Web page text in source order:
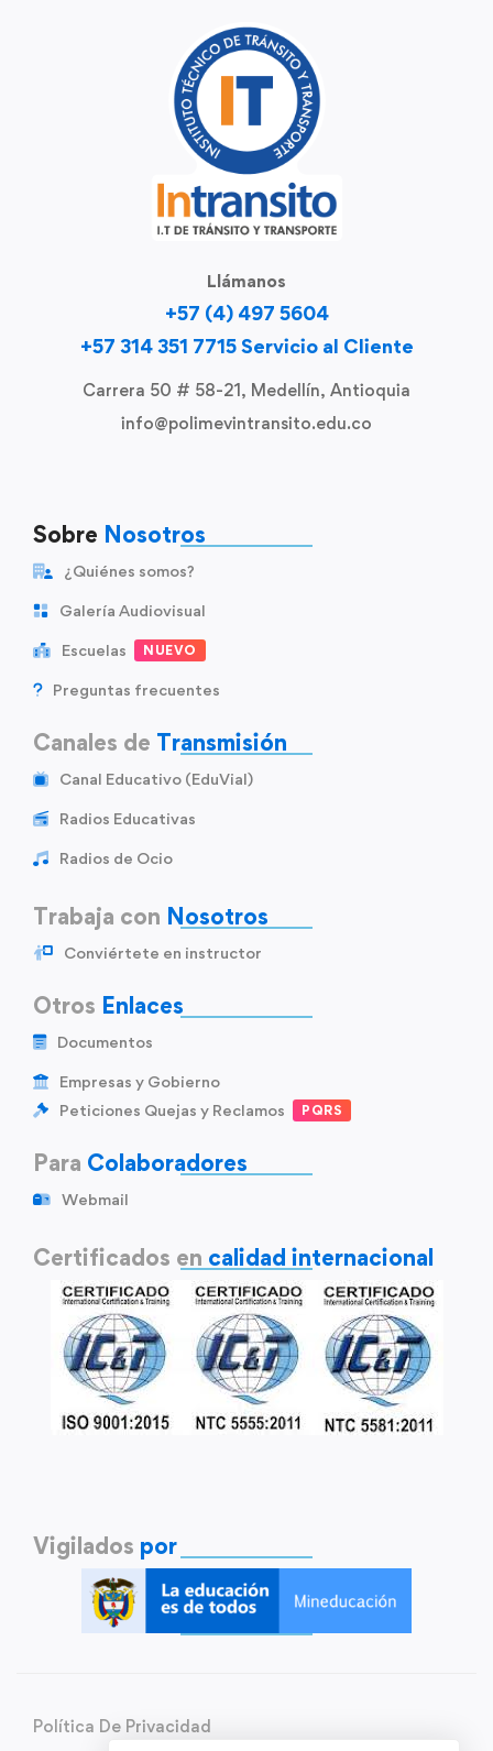
Llámanos
+57 (4) 497 5604
+57 314 351 7715 Servicio al Cliente
Carrera 50 # 58-21, Medellín, Antioquia
info@polimevintransito.edu.co
Sobre Nosotros
¿Quiénes somos?
Galería Audiovisual
Escuelas NUEVO
Preguntas frecuentes
Canales de Transmisión
Canal Educativo (EduVial)
Radios Educativas
Radios de Ocio
Trabaja con Nosotros
Conviértete en instructor
Otros Enlaces
Documentos
Empresas y Gobierno
Peticiones Quejas y Reclamos
PQRS
Para Colaboradores
Webmail
Certificados en calidad internacional
Vigilados por
Política De Privacidad